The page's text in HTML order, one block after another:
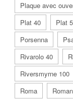
Plaque avec
Plat 40
Plat
Porsenna
Rivarolo 40
Riversmyrne 100
Roma